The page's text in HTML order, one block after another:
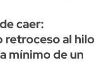
caer:
retroceso al hilo
mínimo de un